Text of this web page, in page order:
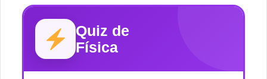
Quiz de
Física